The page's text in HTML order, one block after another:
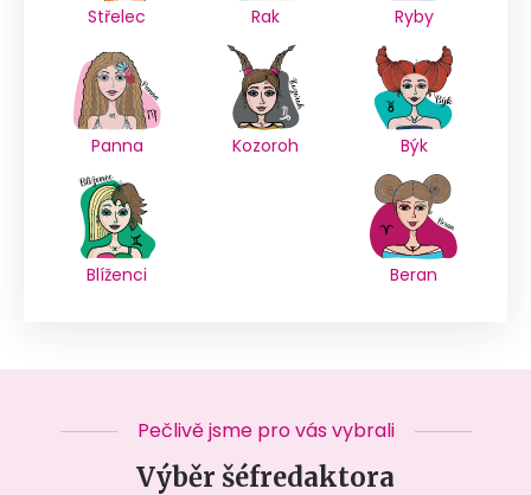
Střelec Rak Ryby
Panna Kozoroh Býk
Blíženci Beran
Pečlivě jsme pro vás vybrali
Výběr šéfredaktora